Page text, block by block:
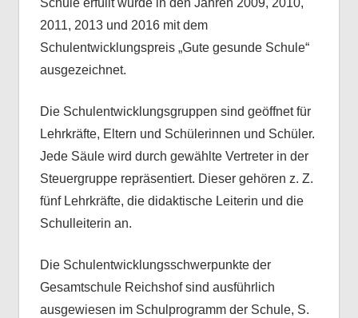
Schule erfüllt wurde in den Jahren 2009, 2010,
2011, 2013 und 2016 mit dem
Schulentwicklungspreis „Gute gesunde Schule“
ausgezeichnet.
Die Schulentwicklungsgruppen sind geöffnet für
Lehrkräfte, Eltern und Schülerinnen und Schüler.
Jede Säule wird durch gewählte Vertreter in der
Steuergruppe repräsentiert. Dieser gehören z. Z.
fünf Lehrkräfte, die didaktische Leiterin und die
Schulleiterin an.
Die Schulentwicklungsschwerpunkte der
Gesamtschule Reichshof sind ausführlich
ausgewiesen im Schulprogramm der Schule, S.